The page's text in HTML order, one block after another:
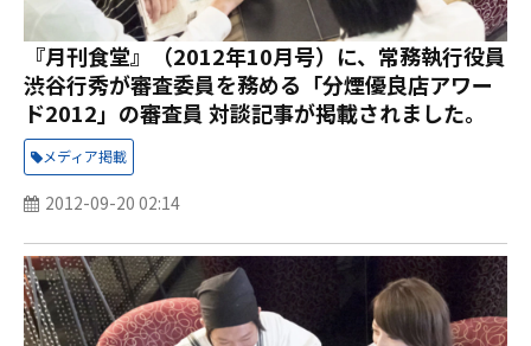
『月刊食堂』（2012年10月号）に、常務執行役員
渋谷行秀が審査委員を務める「分煙優良店アワー
ド2012」の審査員 対談記事が掲載されました。
メディア掲載
2012-09-20 02:14